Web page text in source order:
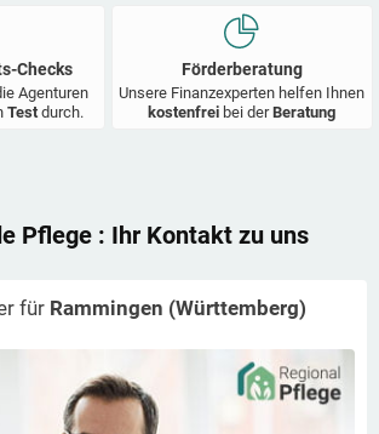
Checks
Agenturen
Test durch.
Förderberatung
Unsere Finanzexperten helfen Ihnen
kostenfrei bei derBeratung
Pflege : Ihr Kontakt zu uns
für Rammingen (Württemberg)